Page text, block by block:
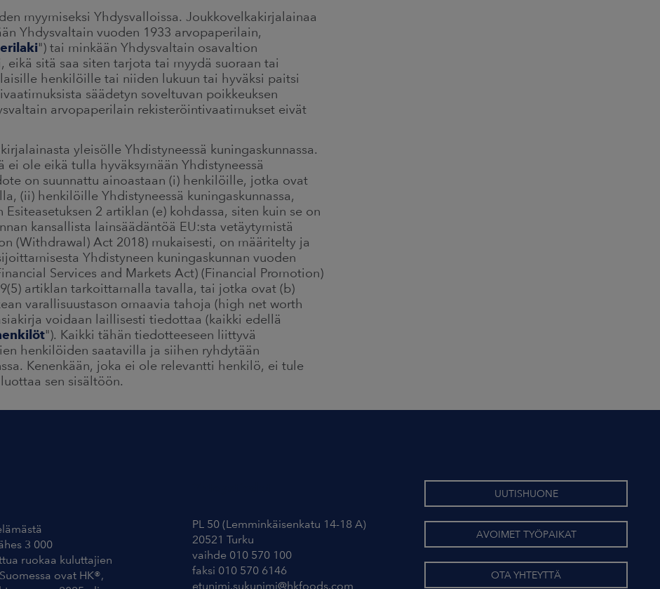
myymiseksi Yhdysvalloissa. Joukkovelkakirjalainaa
Yhdysvaltain vuoden 1933 arvopaperilain,
") tai minkään Yhdysvaltain osavaltion
sitä saa siten tarjota tai myydä suoraan tai
henkilöille tai niiden lukuun tai hyväksi paitsi
säädetyn soveltuvan poikkeuksen
arvopaperilain rekisteröintivaatimukset eivät
yleisölle Yhdistyneessä kuningaskunnassa.
ole eikä tulla hyväksymään Yhdistyneessä
on suunnattu ainoastaan (i) henkilöille, jotka ovat
(ii) henkilöille Yhdistyneessä kuningaskunnassa,
2 artiklan (e) kohdassa, siten kuin se on
kansallista lainsäädäntöä EU:sta vetäytymistä
(Withdrawal) Act 2018) mukaisesti, on määritelty ja
Yhdistyneen kuningaskunnan vuoden
Services and Markets Act) (Financial Promotion)
artiklan tarkoittamalla tavalla, tai jotka ovat (b)
varallisuustason omaavia tahoja (high net worth
voidaan laillisesti tiedottaa (kaikki edellä
"). Kaikki tähän tiedotteeseen liittyvä
henkilöiden saatavilla ja siihen ryhdytään
Kenenkään, joka ei ole relevantti henkilö, ei tule
sen sisältöön.
3 000
ruokaa kuluttajien
ovat HK®,
PL 50 (Lemminkäisenkatu 14-18 A)
20521 Turku
vaihde 010 570 100
faksi 010 570 6146
etunimi.sukunimi@hkfoods.com
UUTISHUONE
AVOIMET TYÖPAIKAT
OTA YHTEYTTÄ